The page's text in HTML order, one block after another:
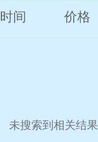
时间 价格
未搜索到相关结果